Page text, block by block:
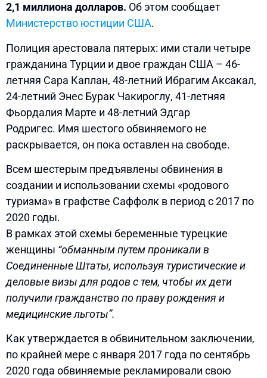
2,1 миллиона долларов. Об этом сообщает
Министерство юстиции США.
Полиция арестовала пятерых: ими стали четыре
гражданина Турции и двое граждан США – 46-
летняя Сара Каплан, 48-летний Ибрагим Аксакал,
24-летний Энес Бурак Чакироглу, 41-летняя
Фьордалия Марте и 48-летний Эдгар
Родригес. Имя шестого обвиняемого не
раскрывается, он пока оставлен на свободе.
Всем шестерым предъявлены обвинения в
создании и использовании схемы «родового
туризма» в графстве Саффолк в период с 2017 по
2020 годы.
В рамках этой схемы беременные турецкие
женщины “обманным путем проникали в
Соединенные Штаты, используя туристические и
деловые визы для родов с тем, чтобы их дети
получили гражданство по праву рождения и
медицинские льготы”.
Как утверждается в обвинительном заключении,
по крайней мере с января 2017 года по сентябрь
2020 года обвиняемые рекламировали свою